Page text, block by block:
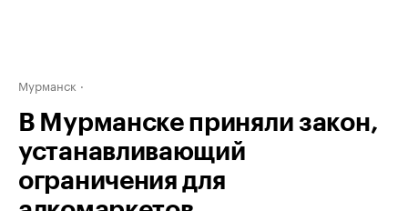
Мурманск
В Мурманске приняли закон,
устанавливающий
ограничения для